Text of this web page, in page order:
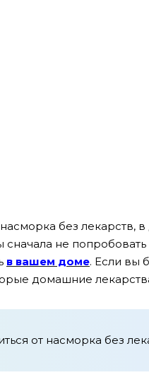
насморка без
сначала не
в вашем доме. Если вы
домашние
от насморка без